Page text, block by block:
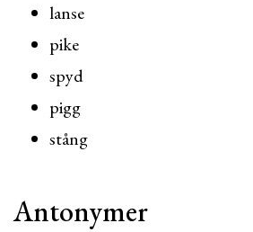
lanse
pike
spyd
pigg
stång
Antonymer